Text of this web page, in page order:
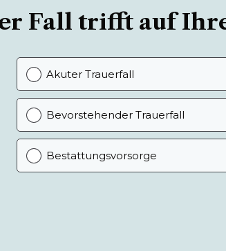
Fall trifft auf
Akuter Trauerfall
Bevorstehender Trauerfall
Bestattungsvorsorge